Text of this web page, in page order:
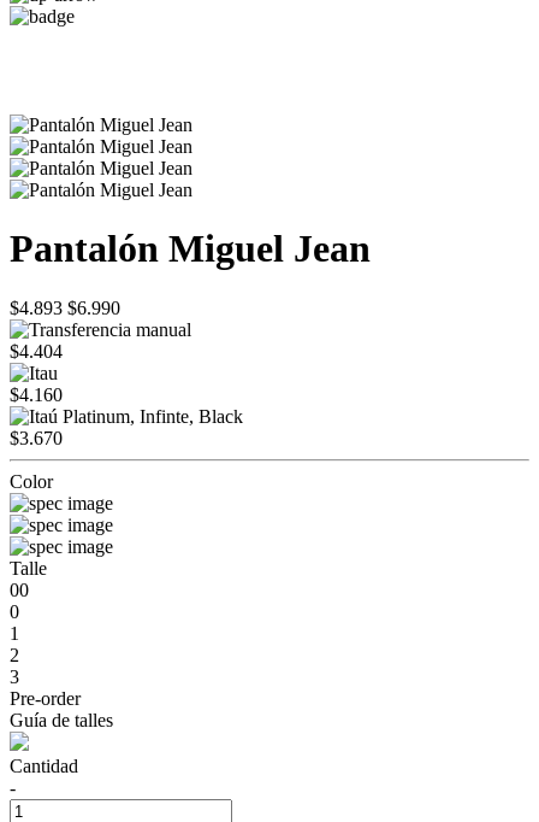
Pantalón Miguel Jean
$4.893 $6.990
$4.404
$4.160
$3.670
Color
Talle
00
0
1
2
3
Pre-order
Guía de talles
Cantidad
-